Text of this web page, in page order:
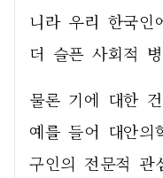
니라 우리 한국인
더 슬픈 사회적
물론 기에 대한
예를 들어 대안의
구인의 전문적 관